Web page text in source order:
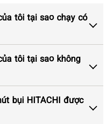
tôi tại sao chạy có
tôi tại sao không
bụi HITACHI được